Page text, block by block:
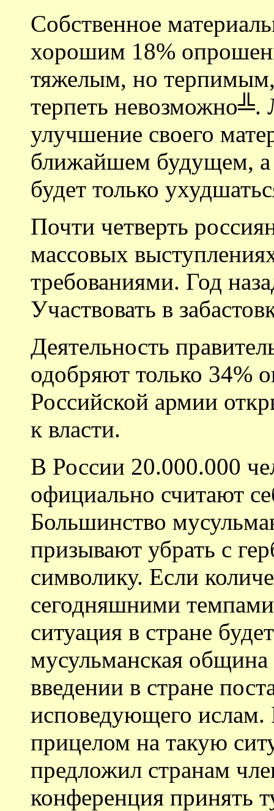
Собственное
хорошим 18%
тяжелым, но
терпеть
улучшение своего
ближайшем будущем, а
будет только
Почти четверть
массовых
требованиями. Год
Участвовать в
Деятельность
одобряют только 34%
Российской армии
к власти.
В России 20.000.000
официально считают
Большинство
призывают убрать с
символику. Если
сегодняшними
ситуация в стране
мусульманская
введении в стране
исповедующего
прицелом на такую
предложил странам
конференция принять